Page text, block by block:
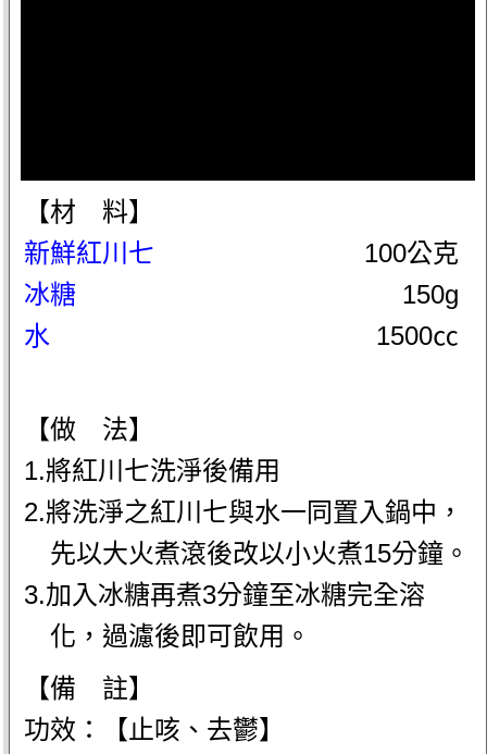
【材 料】
新鮮紅川七
100公克
冰糖
150g
水
1500㏄
【做 法】
1.將紅川七洗淨後備用
2.將洗淨之紅川七與水一同置入鍋中，
先以大火煮滾後改以小火煮15分鐘。
3.加入冰糖再煮3分鐘至冰糖完全溶
化，過濾後即可飲用。
【備 註】
功效：【止咳、去鬱】